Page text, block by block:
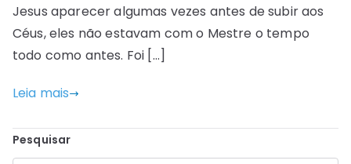
Jesus aparecer algumas vezes antes de subir aos
Céus, eles não estavam com o Mestre o tempo
todo como antes. Foi […]
Leia mais
Pesquisar